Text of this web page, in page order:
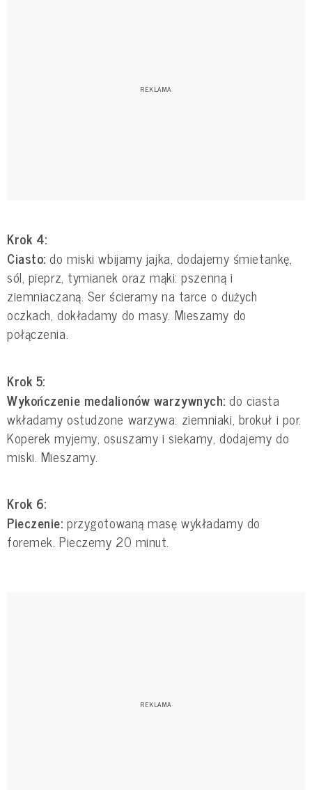
Krok 4:
Ciasto:do miski wbijamy jajka, dodajemy śmietankę,
sól, pieprz, tymianek oraz mąki: pszenną i
ziemniaczaną. Ser ścieramy na tarce o dużych
oczkach, dokładamy do masy. Mieszamy do
połączenia.
Krok 5:
Wykończenie medalionów warzywnych: do ciasta
wkładamy ostudzone warzywa: ziemniaki, brokuł i por.
Koperek myjemy, osuszamy i siekamy, dodajemy do
miski. Mieszamy.
Krok 6:
Pieczenie:przygotowaną masę wykładamy do
foremek. Pieczemy 20 minut.